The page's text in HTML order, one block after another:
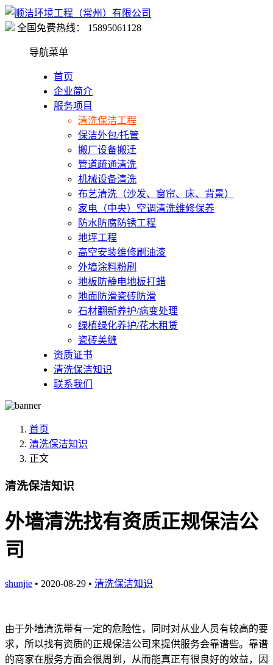
全国免费热线： 15895061128
导航菜单
首页
企业简介
服务项目
清洗保洁工程
保洁外包/托管
搬厂设备搬迁
管道疏通清洗
机械设备清洗
布艺清洗（沙发、窗帘、床、背景）
家电（中央）空调清洗维修保养
防水防腐防锈工程
地坪工程
高空安装维修刷油漆
外墙涂料粉刷
地板防静电地板打蜡
地面防滑瓷砖防滑
石材翻新养护/病变处理
绿植绿化养护/花木租赁
瓷砖美缝
资质证书
清洗保洁知识
联系我们
首页
清洗保洁知识
正文
清洗保洁知识
外墙清洗找有资质正规保洁公
司
shunjie • 2020-08-29 • 清洗保洁知识
由于外墙清洗带有一定的危险性，同时对从业人员有较高的要
求，所以找有资质的正规保洁公司来提供服务会靠谱些。靠谱
的商家在服务方面会很周到，从而能真正有很良好的效益，因